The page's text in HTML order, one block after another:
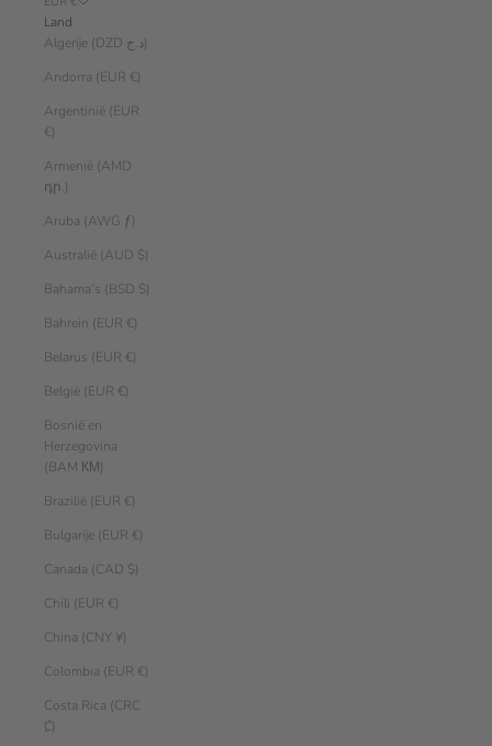
Land
Algerije (DZD د.ج)
Andorra (EUR €)
Argentinië (EUR
€)
Armenië (AMD
դր.)
Aruba (AWG ƒ)
Australië (AUD $)
Bahama’s (BSD $)
Bahrein (EUR €)
Belarus (EUR €)
België (EUR €)
Bosnië en
Herzegovina
(BAM КМ)
Brazilië (EUR €)
Bulgarije (EUR €)
Canada (CAD $)
Chili (EUR €)
China (CNY ¥)
Colombia (EUR €)
Costa Rica (CRC
₡)